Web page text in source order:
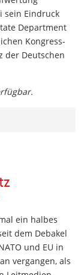
sein Eindruck
Department
Kongress-
der Deutschen
ein halbes
dem Debakel
und EU in
vergangen, als